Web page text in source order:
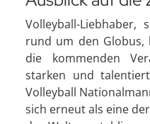
Volleyball-
rund um den Globus,
die kommenden
starken und
Volleyball
sich erneut als eine